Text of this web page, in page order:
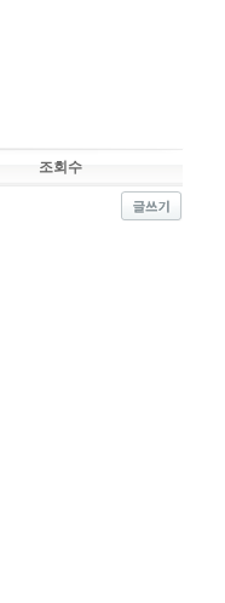
조회수